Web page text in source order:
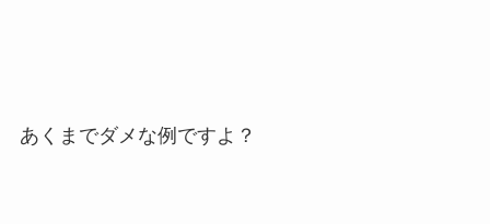
あくまでダメな例ですよ？